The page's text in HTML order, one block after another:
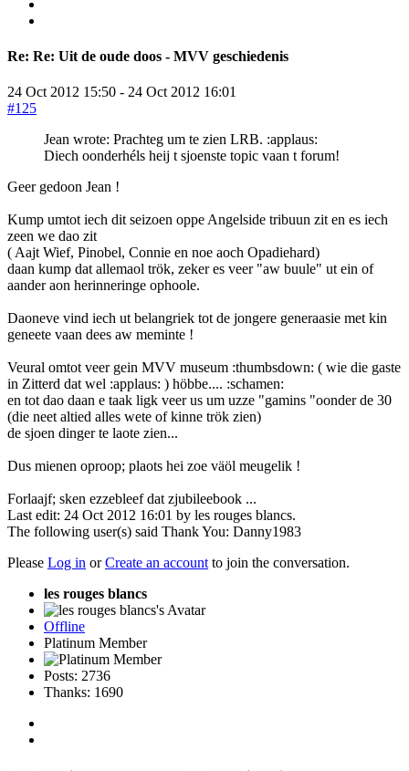
Re: Re: Uit de oude doos - MVV geschiedenis
24 Oct 2012 15:50 - 24 Oct 2012 16:01
#125
Jean wrote: Prachteg um te zien LRB. :applaus:
Diech oonderhéls heij t sjoenste topic vaan t forum!
Geer gedoon Jean !
Kump umtot iech dit seizoen oppe Angelside tribuun zit en es iech
zeen we dao zit
( Aajt Wief, Pinobel, Connie en noe aoch Opadiehard)
daan kump dat allemaol trök, zeker es veer "aw buule" ut ein of
aander aon herinneringe ophoole.
Daoneve vind iech ut belangriek tot de jongere generaasie met kin
geneete vaan dees aw meminte !
Veural omtot veer gein MVV museum :thumbsdown: ( wie die gaste
in Zitterd dat wel :applaus: ) höbbe.... :schamen:
en tot dao daan e taak ligk veer us um uzze "gamins "oonder de 30
(die neet altied alles wete of kinne trök zien)
de sjoen dinger te laote zien...
Dus mienen oproop; plaots hei zoe väöl meugelik !
Forlaajf; sken ezzebleef dat zjubileebook ...
Last edit: 24 Oct 2012 16:01 by les rouges blancs.
The following user(s) said Thank You: Danny1983
Please Log in orCreate an accountto join the conversation.
les rouges blancs
Offline
Platinum Member
Posts: 2736
Thanks: 1690